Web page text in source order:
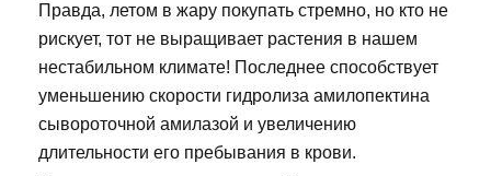
Правда, летом в жару покупать стремно, но кто не
рискует, тот не выращивает растения в нашем
нестабильном климате! Последнее способствует
уменьшению скорости гидролиза амилопектина
сывороточной амилазой и увеличению
длительности его пребывания в крови.